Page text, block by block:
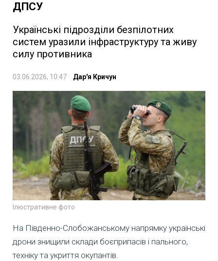
ДПСУ
Українські підрозділи безпілотних
систем уразили інфраструктуру та живу
силу противника
03.06.2026, 10:47 Дар'я Кричун
Ілюстративне фото
На Південно-Слобожанському напрямку українські
дрони знищили склади боєприпасів і пального,
техніку та укриття окупантів.